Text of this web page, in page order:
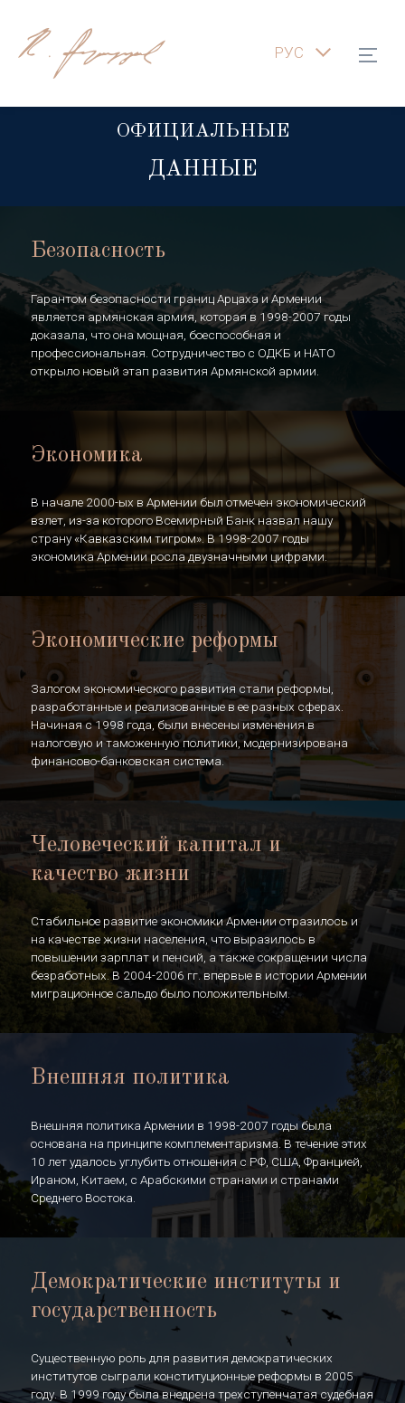
РУС
ОФИЦИАЛЬНЫЕ
ДАННЫЕ
Безопасность
Гарантом безопасности границ Арцаха и Армении
является армянская армия, которая в 1998-2007 годы
доказала, что она мощная, боеспособная и
профессиональная. Сотрудничество с ОДКБ и НАТО
открыло новый этап развития Армянской армии.
Экономика
В начале 2000-ых в Армении был отмечен экономический
взлет, из-за которого Всемирный Банк назвал нашу
страну «Кавказским тигром». В 1998-2007 годы
экономика Армении росла двузначными цифрами.
Экономические реформы
Залогом экономического развития стали реформы,
разработанные и реализованные в ее разных сферах.
Начиная с 1998 года, были внесены изменения в
налоговую и таможенную политики, модернизирована
финансово-банковская система.
Человеческий капитал и
качество жизни
Стабильное развитие экономики Армении отразилось и
на качестве жизни населения, что выразилось в
повышении зарплат и пенсий, а также сокращении числа
безработных. В 2004-2006 гг. впервые в истории Армении
миграционное сальдо было положительным.
Внешняя политика
Внешняя политика Армении в 1998-2007 годы была
основана на принципе комплементаризма. В течение этих
10 лет удалось углубить отношения с РФ, США, Францией,
Ираном, Китаем, с Арабскими странами и странами
Среднего Востока.
Демократические институты и
государственность
Существенную роль для развития демократических
институтов сыграли конституционные реформы в 2005
году. В 1999 году была внедрена трехступенчатая судебная